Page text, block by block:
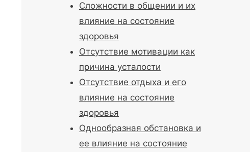
Сложности в общении и их
влияние на состояние
здоровья
Отсутствие мотивации как
причина усталости
Отсутствие отдыха и его
влияние на состояние
здоровья
Однообразная обстановка и
ее влияние на состояние